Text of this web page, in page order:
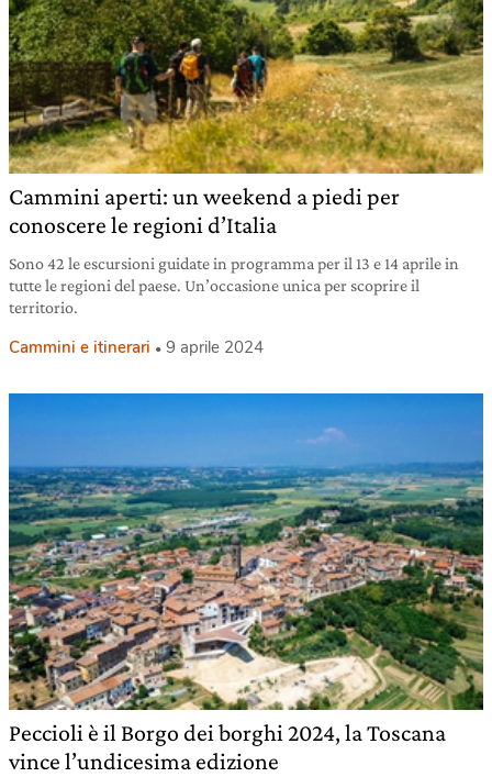
Cammini aperti: un weekend a piedi per
conoscere le regioni d’Italia
Sono 42 le escursioni guidate in programma per il 13 e 14 aprile in
tutte le regioni del paese. Un’occasione unica per scoprire il
territorio.
Cammini e itinerari 9 aprile 2024
Peccioli è il Borgo dei borghi 2024, la Toscana
vince l’undicesima edizione